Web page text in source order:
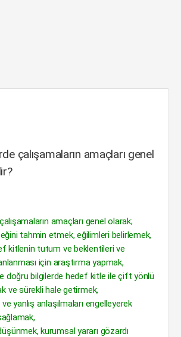
çalışamaların amaçları genel
amaçları genel olarak;
tahmin etmek, eğilimleri belirlemek,
kitlenin tutum ve beklentileri ve
için araştırma yapmak,
doğru bilgilerde hedef kitle ile çift yönlü
ve sürekli hale getirmek,
ve yanlış anlaşılmaları engelleyerek
kurumsal yararı gözardı